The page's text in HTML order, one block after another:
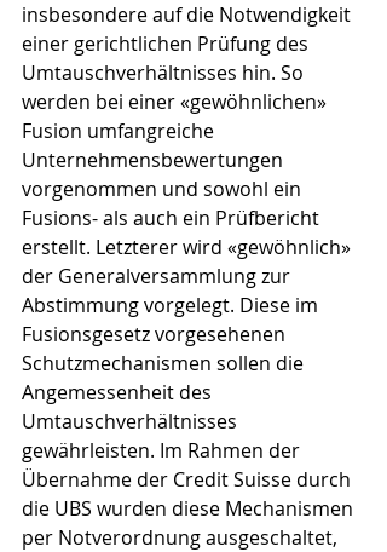
insbesondere auf die Notwendigkeit
einer gerichtlichen Prüfung des
Umtauschverhältnisses hin. So
werden bei einer «gewöhnlichen»
Fusion umfangreiche
Unternehmensbewertungen
vorgenommen und sowohl ein
Fusions- als auch ein Prüfbericht
erstellt. Letzterer wird «gewöhnlich»
der Generalversammlung zur
Abstimmung vorgelegt. Diese im
Fusionsgesetz vorgesehenen
Schutzmechanismen sollen die
Angemessenheit des
Umtauschverhältnisses
gewährleisten. Im Rahmen der
Übernahme der Credit Suisse durch
die UBS wurden diese Mechanismen
per Notverordnung ausgeschaltet,